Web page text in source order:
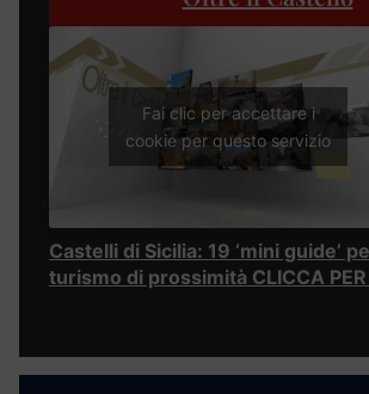
Fai clic per accettare i
cookie per questo servizio
Castelli di Sicilia: 19 ‘mini guide’
turismo di prossimità CLICCA PER